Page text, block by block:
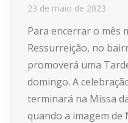
23 de maio de 2023
Para encerrar o mês
Ressurreição, no
promoverá uma
domingo. A
terminará na Missa
quando a imagem de